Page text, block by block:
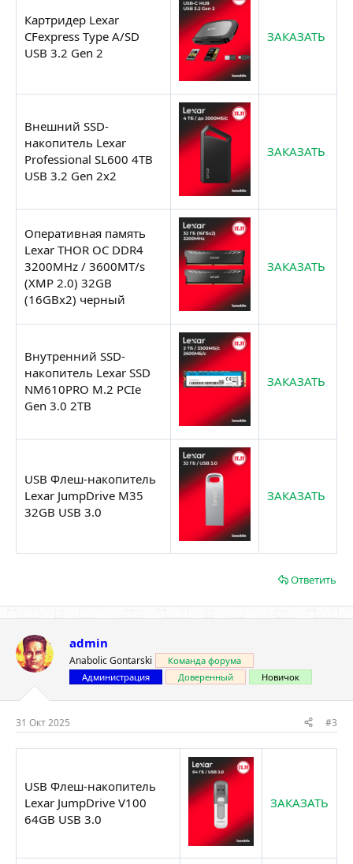
Картридер Lexar
CFexpress Type A/SD
USB 3.2 Gen 2
ЗАКАЗАТЬ
Внешний SSD-
накопитель Lexar
Professional SL600 4TB
USB 3.2 Gen 2x2
ЗАКАЗАТЬ
Оперативная память
Lexar THOR OC DDR4
3200MHz / 3600MT/s
(XMP 2.0) 32GB
(16GBx2) черный
ЗАКАЗАТЬ
Внутренний SSD-
накопитель Lexar SSD
NM610PRO M.2 PCIe
Gen 3.0 2TB
ЗАКАЗАТЬ
USB Флеш-накопитель
Lexar JumpDrive M35
32GB USB 3.0
ЗАКАЗАТЬ
Ответить
admin
Anabolic Gontarski
Команда форума
Администрация
Доверенный Новичок
31 Окт 2025 #3
USB Флеш-накопитель
Lexar JumpDrive V100
64GB USB 3.0
ЗАКАЗАТЬ